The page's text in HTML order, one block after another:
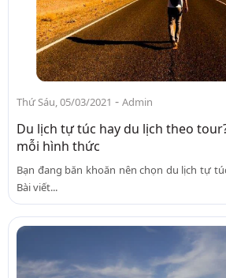
Thứ Sáu, 05/03/2021 - Admin
Du lịch tự túc hay du lịch theo
mỗi hình thức
Bạn đang băn khoăn nên chọn du lịch tự
Bài viết...